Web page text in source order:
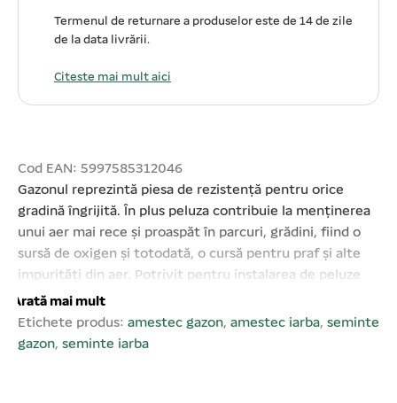
Termenul de returnare a produselor este de 14 de zile
de la data livrării.
Citeste mai mult aici
Cod EAN: 5997585312046
Gazonul reprezintă piesa de rezistență pentru orice
gradină îngrijită. În plus peluza contribuie la menținerea
unui aer mai rece și proaspăt în parcuri, grădini, fiind o
sursă de oxigen și totodată, o cursă pentru praf și alte
impurități din aer. Potrivit pentru instalarea de peluze
noi și renovarea celor existente. Oferă gazon dens și
puternic. Înainte de însămânțare, faceți o grădină de
semințe și compactă cu o rolă. Se recomandă
Arată mai mult
Etichete produs: amestec gazon, amestec iarba, seminte
gazon, seminte iarba